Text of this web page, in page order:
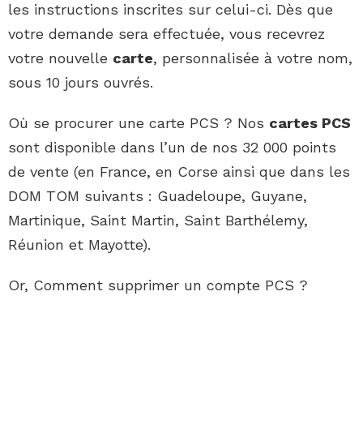
les instructions inscrites sur celui-ci. Dès que
votre demande sera effectuée, vous recevrez
votre nouvelle carte, personnalisée à votre nom,
sous 10 jours ouvrés.
Où se procurer une carte PCS ? Nos cartes PCS
sont disponible dans l’un de nos 32 000 points
de vente (en France, en Corse ainsi que dans les
DOM TOM suivants : Guadeloupe, Guyane,
Martinique, Saint Martin, Saint Barthélemy,
Réunion et Mayotte).
Or, Comment supprimer un compte PCS ?